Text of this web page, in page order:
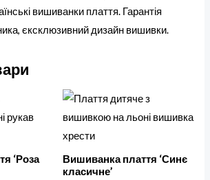
вишиванки плаття. Гарантія
єксклюзивний дизайн вишивки.
‘Роза
Вишиванка плаття ‘Синє
класичне’